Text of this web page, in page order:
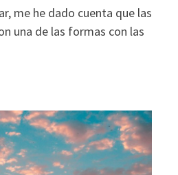
me he dado cuenta que las
una de las formas con las